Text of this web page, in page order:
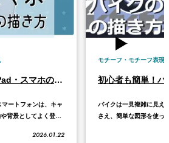
初心者も簡単！iPad・スマホのイラストの描き方
ートフォンは、キャ
背景としてよく登場
にあるか、あらかじ
2026.01.22
モチーフ・モチーフ表現
バイクは一見複雑に見え
さえ、簡単な図形を使っ